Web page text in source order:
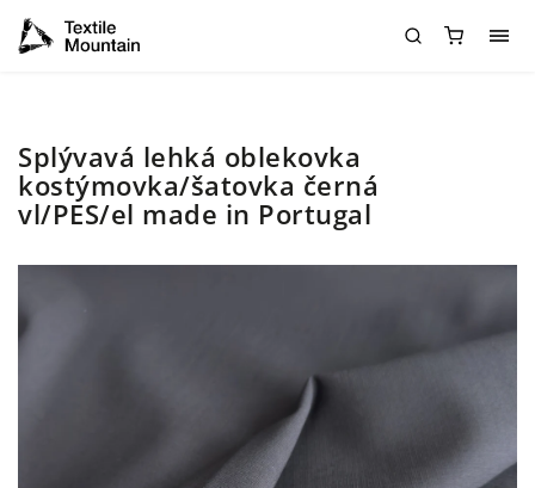
Splývavá lehká oblekovka
kostýmovka/šatovka černá
vl/PES/el made in Portugal